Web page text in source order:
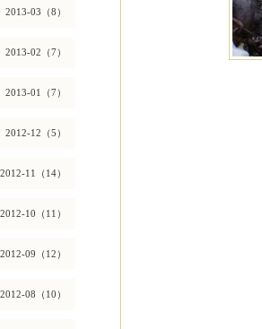
2013-03（8）
2013-02（7）
2013-01（7）
2012-12（5）
2012-11（14）
2012-10（11）
2012-09（12）
2012-08（10）